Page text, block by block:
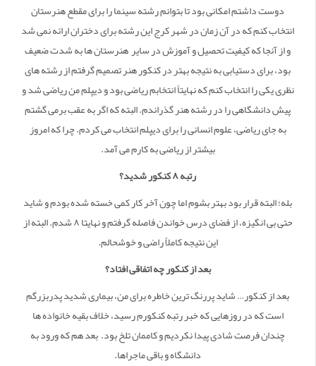
دوست داشتم امکانی بود تا بتوانم رشته سینما را برای مقطع هنرستان
انتخاب کنم که در آن زمان در شهر کرج این رشته برای دختران ارائه نمی شد
و از آنجا که کیفیت تحصیل و آموزش در سایر هنرستان ها به شدت ضعیف
بود، برای دستیابی به نتیجه بهتر در کنکور هنر تصمیم گرفتم از رشته های
نظری یکی را انتخاب کنم که نهایتاً انتخابم ریاضی بود و دیپلم من ریاضی شد و
پیش دانشگاهی را در رشته هنر گذراندم. البته که اگر به عقب برمی گشتم
به جای ریاضی، علوم انسانی را برای دیپلم انتخاب می کردم. چرا که امروز
بیشتر از ریاضی به کارم می آمد.
رتبه ۸ کنکور شدید؟
بله؛ البته قرار بود بهتر بشوم اما چون آخر کار کمی خسته شده بودم و شاید
حتی بی انگیزه، از فضای درس خواندن فاصله گرفتم و نهایتا ۸ شدم. البته از
این نتیجه کاملاً راضی و خوشحالم.
بعد از کنکور چه اتفاقی افتاد؟
بعد از کنکور… شاید پررنگ ترین خاطره برای من، بیماری شدید پدربزرگم
است که در روزهایی که خبر رتبه کنکورم رسید، خلاف بقیه خانواده ها
چندان فرصت شادی پیدا نکردیم و کاممان تلخ بود. بعد هم که ورود به
دانشگاه و باقی ماجراها.